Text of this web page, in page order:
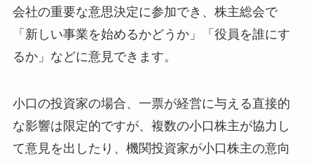
会社の重要な意思決定に参加でき、株主総会で
「新しい事業を始めるかどうか」「役員を誰にす
るか」などに意見できます。
小口の投資家の場合、一票が経営に与える直接的
な影響は限定的ですが、複数の小口株主が協力し
て意見を出したり、機関投資家が小口株主の意向